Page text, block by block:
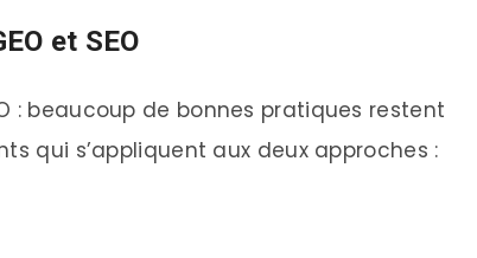
et SEO
: beaucoup de bonnes pratiques restent
qui s’appliquent aux deux approches :